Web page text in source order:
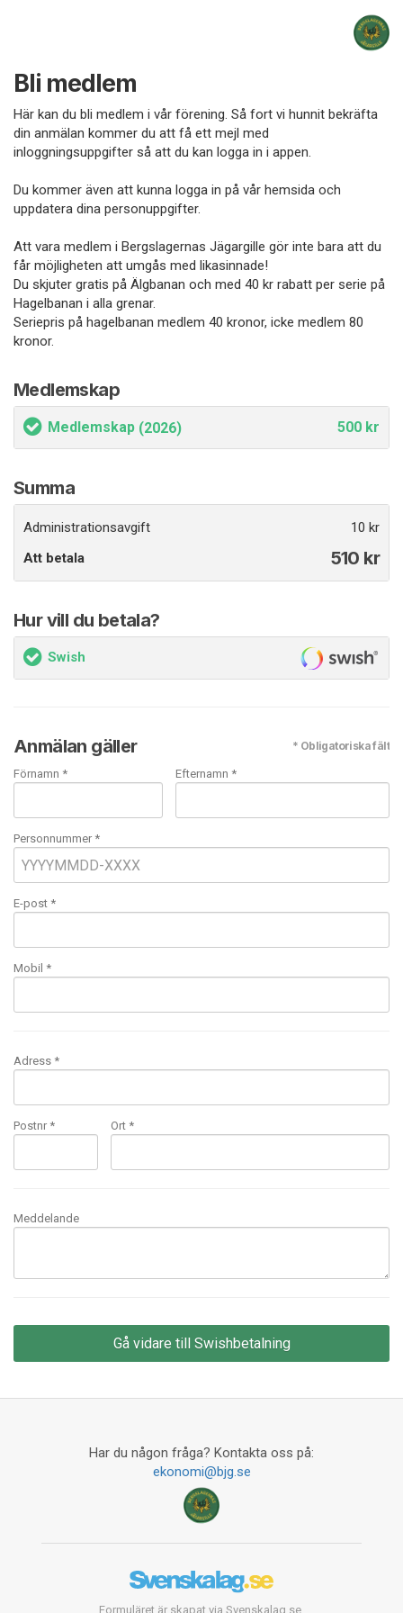
Bli medlem
Här kan du bli medlem i vår förening. Så fort vi hunnit bekräfta
din anmälan kommer du att få ett mejl med
inloggningsuppgifter så att du kan logga in i appen.
Du kommer även att kunna logga in på vår hemsida och
uppdatera dina personuppgifter.
Att vara medlem i Bergslagernas Jägargille gör inte bara att du
får möjligheten att umgås med likasinnade!
Du skjuter gratis på Älgbanan och med 40 kr rabatt per serie på
Hagelbanan i alla grenar.
Seriepris på hagelbanan medlem 40 kronor, icke medlem 80
kronor.
Medlemskap
Medlemskap (2026) 500 kr
Summa
Administrationsavgift
10 kr
Att betala
510 kr
Hur vill du betala?
Swish
Anmälan gäller * Obligatoriska fält
Förnamn * Efternamn *
Personnummer *
E-post *
Mobil *
Adress *
Postnr * Ort *
Meddelande
Har du någon fråga? Kontakta oss på:
ekonomi@bjg.se
Formuläret är skapat via Svenskalag.se.